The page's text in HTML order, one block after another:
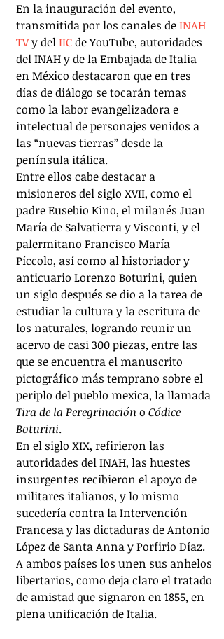
En la inauguración del evento,
transmitida por los canales de INAH
TV y del IIC de YouTube, autoridades
del INAH y de la Embajada de Italia
en México destacaron que en tres
días de diálogo se tocarán temas
como la labor evangelizadora e
intelectual de personajes venidos a
las “nuevas tierras” desde la
península itálica.
Entre ellos cabe destacar a
misioneros del siglo XVII, como el
padre Eusebio Kino, el milanés Juan
María de Salvatierra y Visconti, y el
palermitano Francisco María
Píccolo, así como al historiador y
anticuario Lorenzo Boturini, quien
un siglo después se dio a la tarea de
estudiar la cultura y la escritura de
los naturales, logrando reunir un
acervo de casi 300 piezas, entre las
que se encuentra el manuscrito
pictográfico más temprano sobre el
periplo del pueblo mexica, la llamada
Tira de la Peregrinación o Códice
Boturini.
En el siglo XIX, refirieron las
autoridades del INAH, las huestes
insurgentes recibieron el apoyo de
militares italianos, y lo mismo
sucedería contra la Intervención
Francesa y las dictaduras de Antonio
López de Santa Anna y Porfirio Díaz.
A ambos países los unen sus anhelos
libertarios, como deja claro el tratado
de amistad que signaron en 1855, en
plena unificación de Italia.